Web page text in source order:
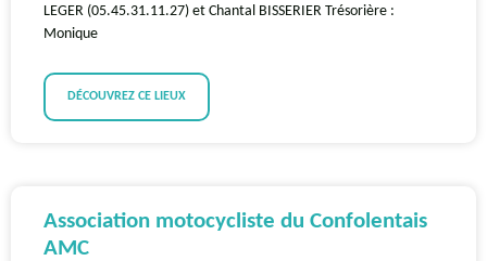
LEGER (05.45.31.11.27) et Chantal BISSERIER Trésorière :
Monique
DÉCOUVREZ CE LIEUX
Association motocycliste du Confolentais
AMC